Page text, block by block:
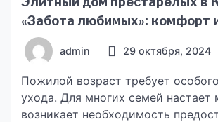
«Забота любимых»: комфорт
высшем уровне
admin 29 октября, 2024
Пожилой возраст требует
ухода. Для многих семей настает
возникает необходимость